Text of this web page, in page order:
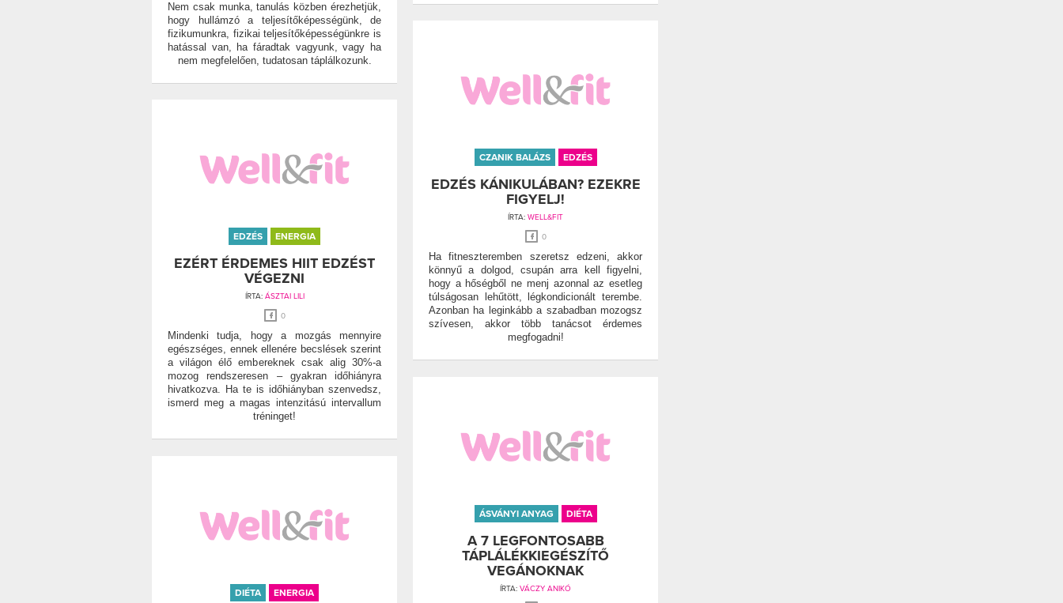
Nem csak munka, tanulás közben érezhetjük,
hogy hullámzó a teljesítőképességünk, de
fizikumunkra, fizikai teljesítőképességünkre is
hatással van, ha fáradtak vagyunk, vagy ha
nem megfelelően, tudatosan táplálkozunk.
CZANIK BALÁZS EDZÉS
EDZÉS KÁNIKULÁBAN? EZEKRE
FIGYELJ!
ÍRTA: WELL&FIT
0
Ha fitneszteremben szeretsz edzeni, akkor
könnyű a dolgod, csupán arra kell figyelni,
hogy a hőségből ne menj azonnal az esetleg
túlságosan lehűtött, légkondicionált terembe.
Azonban ha leginkább a szabadban mozogsz
szívesen, akkor több tanácsot érdemes
megfogadni!
EDZÉS ENERGIA
EZÉRT ÉRDEMES HIIT EDZÉST
VÉGEZNI
ÍRTA: ÁSZTAI LILI
0
Mindenki tudja, hogy a mozgás mennyire
egészséges, ennek ellenére becslések szerint
a világon élő embereknek csak alig 30%-a
mozog rendszeresen – gyakran időhiányra
hivatkozva. Ha te is időhiányban szenvedsz,
ismerd meg a magas intenzitású intervallum
tréninget!
ÁSVÁNYI ANYAG DIÉTA
A 7 LEGFONTOSABB
TÁPLÁLÉKKIEGÉSZÍTŐ
VEGÁNOKNAK
ÍRTA: VÁCZY ANIKÓ
DIÉTA ENERGIA